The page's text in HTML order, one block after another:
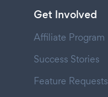
Get Involved
Affiliate Program
Success Stories
Feature Requests